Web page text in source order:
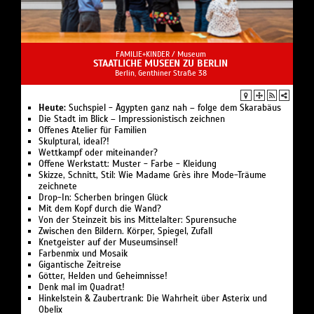
Tickets gültig, nicht auf die Verkaufsgebühren.
Jugendschutz:Jugendliche unter 14 Jahren dürfen das
Konzert nur in Begleitung einer
vertretungsberechtigten Person besuchen. Insofern es
sich dabei nicht um ein Elternteil handelt, muss die
begleitende Person über 18 Jahre alt sein und neben
dem eigenen Ausweis eine Vollmacht zur
Personensorgeberechtigung vorweisen können, die von
den Eltern unterschrieben ist – eine Ausweiskopie des
entsprechenden Elternteils ist beizufügen.
Dementsprechend können Kinder/Jugendliche unter 14
Jahren nicht am Eingang abgegeben und später wieder
abgeholt werden.
Und gemeinsam mit WOWee, einem neugierigen Wesen
aus der Wissenszone, entdeckt das Publikum: Jede
wissenschaftliche Entdeckung beginnt mit einem
einfachen «Warum?»
Keine Formeln. Keine Prüfungen. Dafür ganz viel: WOW!
Wissenschaft zum Staunen, Mitmachen und
Entdecken
Bei Professor & Profesora Bummbastic wird
Naturwissenschaft zum Erlebnis. In ihrer interaktiven
Show geht es nicht nur um Erklärungen. Mit
überraschenden Experimenten, starken Effekten und
einer guten Portion Humor zeigen sie, wie spannend
Wissenschaft sein kann.
Dauer der Vorstellung:
Altersempfehlung:Empfohlen ab 5 Jahren (nur
Empfehlung, jünger auch möglich)
Türöffnung Theater:ca. 30-60 Minuten vor
FAMILIE+KINDER / Museum
STAATLICHE MUSEEN ZU BERLIN
Berlin, Genthiner Straße 38
Heute: Suchspiel - Ägypten ganz nah – folge dem Skarabäus
Die Stadt im Blick – Impressionistisch zeichnen
Offenes Atelier für Familien
Skulptural, ideal?!
Wettkampf oder miteinander?
Offene Werkstatt: Muster - Farbe - Kleidung
Skizze, Schnitt, Stil: Wie Madame Grès ihre Mode-Träume
zeichnete
Drop-In: Scherben bringen Glück
Mit dem Kopf durch die Wand?
Von der Steinzeit bis ins Mittelalter: Spurensuche
Zwischen den Bildern. Körper, Spiegel, Zufall
Knetgeister auf der Museumsinsel!
Farbenmix und Mosaik
Gigantische Zeitreise
Götter, Helden und Geheimnisse!
Denk mal im Quadrat!
Hinkelstein & Zaubertrank: Die Wahrheit über Asterix und
Obelix